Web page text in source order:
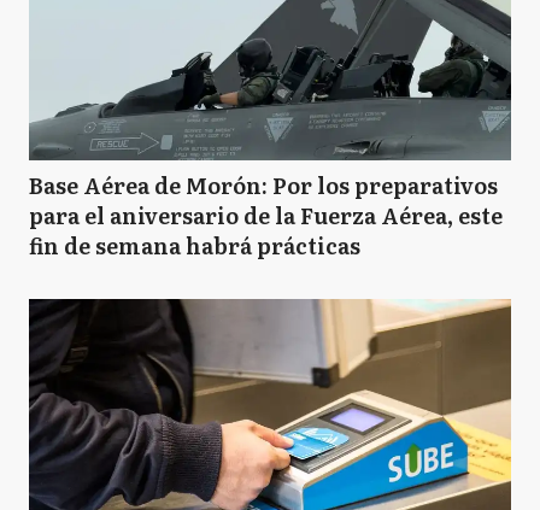
Base Aérea de Morón: Por los preparativos
para el aniversario de la Fuerza Aérea, este
fin de semana habrá prácticas